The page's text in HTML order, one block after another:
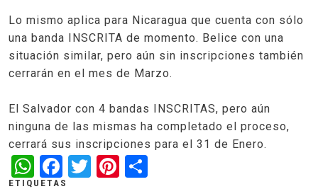
Lo mismo aplica para Nicaragua que cuenta con sólo
una banda INSCRITA de momento. Belice con una
situación similar, pero aún sin inscripciones también
cerrarán en el mes de Marzo.
El Salvador con 4 bandas INSCRITAS, pero aún
ninguna de las mismas ha completado el proceso,
cerrará sus inscripciones para el 31 de Enero.
WhatsApp
Facebook
TwitterPinterest
ETIQUETAS